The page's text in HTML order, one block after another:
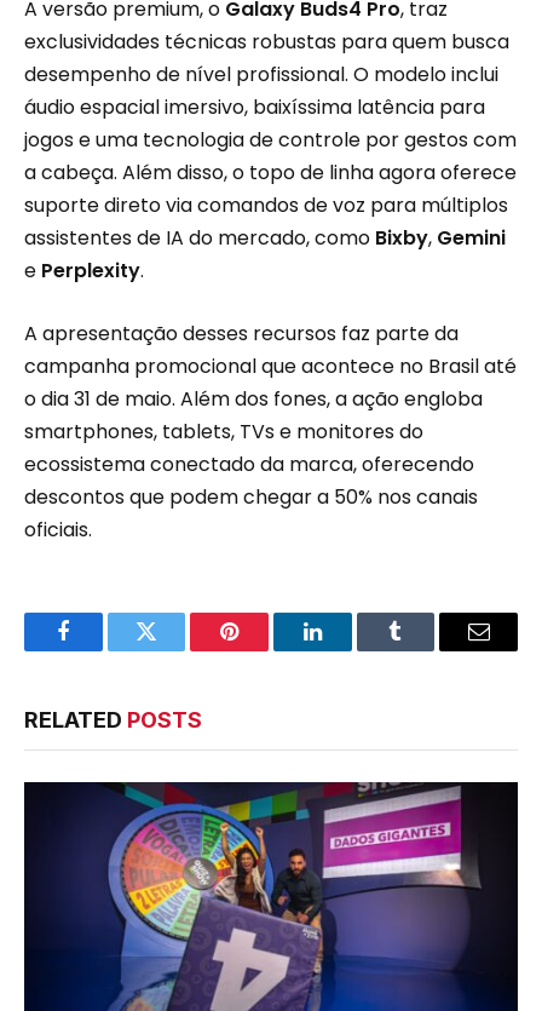
A versão premium, o Galaxy Buds4 Pro, traz
exclusividades técnicas robustas para quem busca
desempenho de nível profissional. O modelo inclui
áudio espacial imersivo, baixíssima latência para
jogos e uma tecnologia de controle por gestos com
a cabeça. Além disso, o topo de linha agora oferece
suporte direto via comandos de voz para múltiplos
assistentes de IA do mercado, como Bixby, Gemini
e Perplexity.
A apresentação desses recursos faz parte da
campanha promocional que acontece no Brasil até
o dia 31 de maio. Além dos fones, a ação engloba
smartphones, tablets, TVs e monitores do
ecossistema conectado da marca, oferecendo
descontos que podem chegar a 50% nos canais
oficiais.
FacebookTwitter Pinterest LinkedInTumblr Email
RELATED POSTS